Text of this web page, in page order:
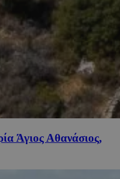
Άγιος Αθανάσιος,